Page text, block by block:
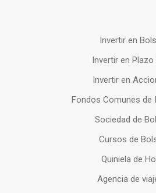
Invertir en
Invertir en Plazo
Invertir en
Fondos Comunes de
Sociedad de
Cursos de
Quiniela de
Agencia de